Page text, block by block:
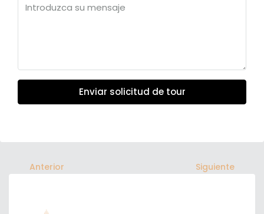
Enviar solicitud de tour
Anterior Siguiente